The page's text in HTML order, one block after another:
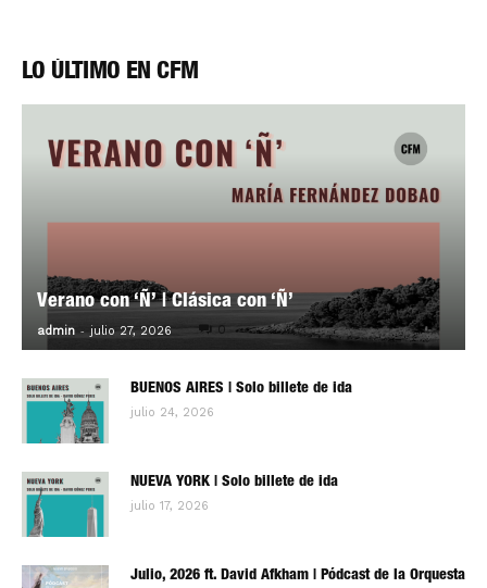
LO ÚLTIMO EN CFM
Verano con ‘Ñ’ | Clásica con ‘Ñ’
admin - julio 27, 2026 0
BUENOS AIRES | Solo billete de ida
julio 24, 2026
NUEVA YORK | Solo billete de ida
julio 17, 2026
Julio, 2026 ft. David Afkham | Pódcast de la Orquesta